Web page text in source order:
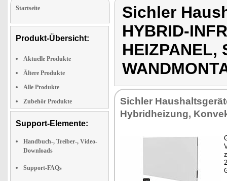
Startseite
Produkt-Übersicht:
Aktuelle Produkte
Ältere Produkte
Alle Produkte
Zubehör Produkte
Support-Elemente:
Handbuch-, Treiber-, Video-
Downloads
Support-FAQs
Sichler
HYBRID-
HEIZPANEL,
Sichler
Hybridheizung,